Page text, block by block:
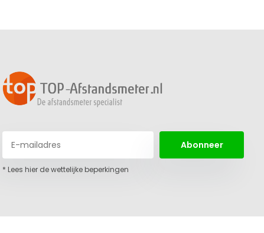
Abonneer
* Lees hier de wettelijke beperkingen